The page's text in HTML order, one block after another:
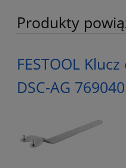
Produkty
FESTOOL
DSC-AG 769040